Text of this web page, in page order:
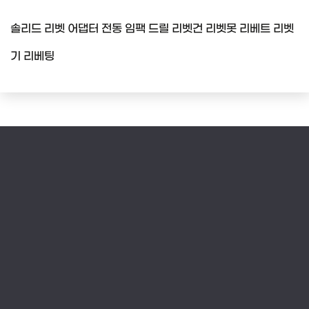
솔리드 리벳 어댑터 전동 임팩 드릴 리벳건 리벳못 리베트 리벳
기 리베팅